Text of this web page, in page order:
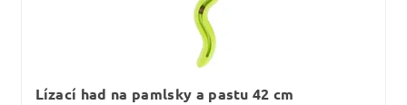
Lízací had na pamlsky a pastu 42 cm